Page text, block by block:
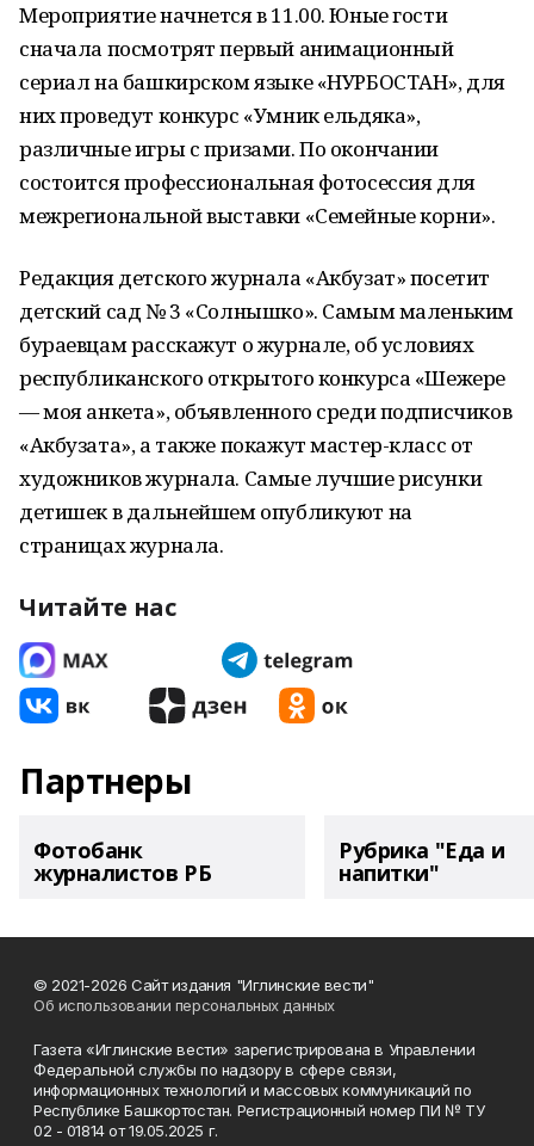
Мероприятие начнется в 11.00. Юные гости
сначала посмотрят первый анимационный
сериал на башкирском языке «НУРБОСТАН», для
них проведут конкурс «Умник ельдяка»,
различные игры с призами. По окончании
состоится профессиональная фотосессия для
межрегиональной выставки «Семейные корни».
Редакция детского журнала «Акбузат» посетит
детский сад № 3 «Солнышко». Самым маленьким
бураевцам расскажут о журнале, об условиях
республиканского открытого конкурса «Шежере
— моя анкета», объявленного среди подписчиков
«Акбузата», а также покажут мастер-класс от
художников журнала. Самые лучшие рисунки
детишек в дальнейшем опубликуют на
страницах журнала.
Читайте нас
Партнеры
Фотобанк
журналистов РБ
Рубрика "Еда и
напитки"
© 2021-2026 Сайт издания "Иглинские вести"
Об использовании персональных данных
Газета «Иглинские вести» зарегистрирована в Управлении
Федеральной службы по надзору в сфере связи,
информационных технологий и массовых коммуникаций по
Республике Башкортостан. Регистрационный номер ПИ № ТУ
02 - 01814 от 19.05.2025 г.